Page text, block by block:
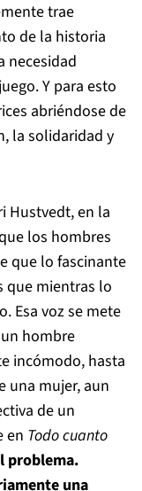
trae
de la historia
necesidad
Y para esto
abriéndose de
la solidaridad y
Hustvedt, en la
los hombres
que lo fascinante
que mientras lo
Esa voz se mete
hombre
incómodo, hasta
una mujer, aun
de un
en Todo cuanto
problema.
una